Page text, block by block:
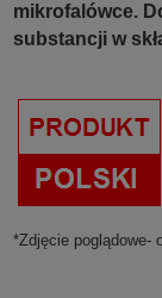
mikrofalówce.
substancji w
*Zdjęcie poglądowe-